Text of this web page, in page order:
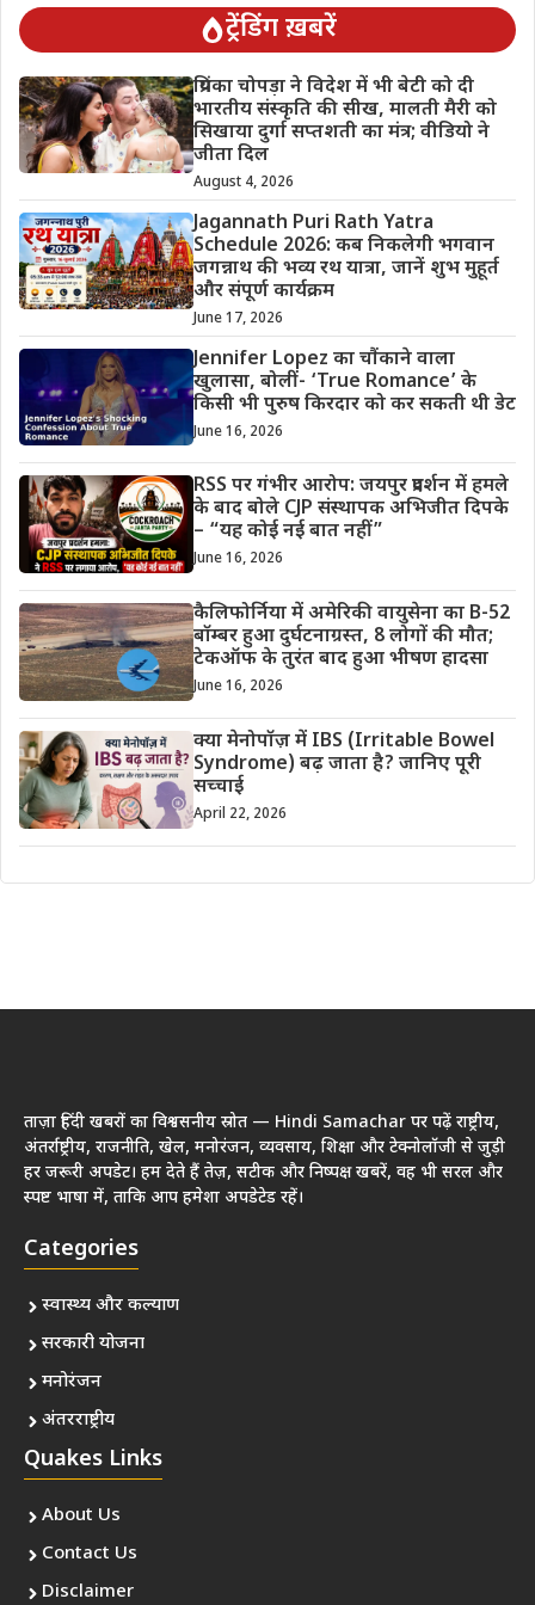
ट्रेंडिंग ख़बरें
प्रियंका चोपड़ा ने विदेश में भी बेटी को दी
भारतीय संस्कृति की सीख, मालती मैरी को
सिखाया दुर्गा सप्तशती का मंत्र; वीडियो ने
जीता दिल
August 4, 2026
Jagannath Puri Rath Yatra
Schedule 2026: कब निकलेगी भगवान
जगन्नाथ की भव्य रथ यात्रा, जानें शुभ मुहूर्त
और संपूर्ण कार्यक्रम
June 17, 2026
Jennifer Lopez का चौंकाने वाला
खुलासा, बोलीं- ‘True Romance’ के
किसी भी पुरुष किरदार को कर सकती थी डेट
June 16, 2026
RSS पर गंभीर आरोप: जयपुर प्रदर्शन में हमले
के बाद बोले CJP संस्थापक अभिजीत दिपके
– “यह कोई नई बात नहीं”
June 16, 2026
कैलिफोर्निया में अमेरिकी वायुसेना का B-52
बॉम्बर हुआ दुर्घटनाग्रस्त, 8 लोगों की मौत;
टेकऑफ के तुरंत बाद हुआ भीषण हादसा
June 16, 2026
क्या मेनोपॉज़ में IBS (Irritable Bowel
Syndrome) बढ़ जाता है? जानिए पूरी
सच्चाई
April 22, 2026
ताज़ा हिंदी खबरों का विश्वसनीय स्रोत — Hindi Samachar पर पढ़ें राष्ट्रीय,
अंतर्राष्ट्रीय, राजनीति, खेल, मनोरंजन, व्यवसाय, शिक्षा और टेक्नोलॉजी से जुड़ी
हर जरूरी अपडेट। हम देते हैं तेज़, सटीक और निष्पक्ष खबरें, वह भी सरल और
स्पष्ट भाषा में, ताकि आप हमेशा अपडेटेड रहें।
Categories
स्वास्थ्य और कल्याण
सरकारी योजना
मनोरंजन
अंतरराष्ट्रीय
Quakes Links
About Us
Contact Us
Disclaimer